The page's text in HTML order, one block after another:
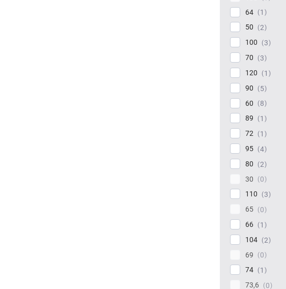
64
1
50
2
100
3
70
3
120
1
90
5
60
8
89
1
72
1
95
4
80
2
30
0
110
3
65
0
66
1
104
2
69
0
74
1
73,6
0